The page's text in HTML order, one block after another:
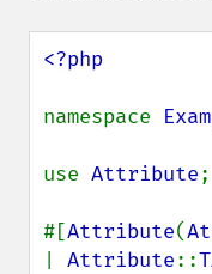
<?php
namespace
use Attribute;
#[Attribute(
Attribute::